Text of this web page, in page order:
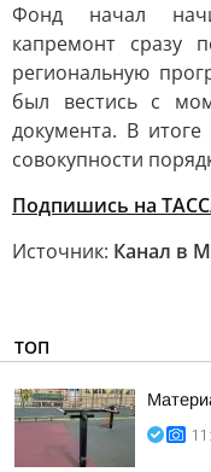
Фонд начал
капремонт сразу
региональную
был вестись с
документа. В
совокупности
Подпишись на
Источник: Канал в
ТОП